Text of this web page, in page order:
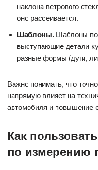
наклона ветрового
оно рассеивается.
Шаблоны. Шаблоны
выступающие детали
разные формы (дуги,
Важно понимать, что
напрямую влияет на
автомобиля и повышение
Как
по измерению